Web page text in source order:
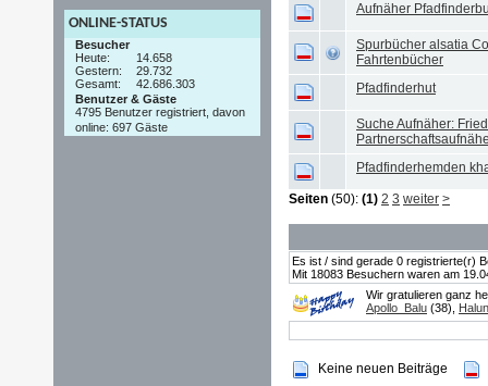
ONLINE-STATUS
Besucher
Heute:
14.658
Gestern:
29.732
Gesamt:
42.686.303
Benutzer & Gäste
4795 Benutzer registriert, davon
online: 697 Gäste
Aufnäher
Spurbücher alsatia
Fahrtenbücher
Pfadfinderhut
Suche Aufnäher:
Pfadfinderhemden
Seiten (50): (1) 2 3 weiter >
Es ist / sind gerade 0 registrierte(r)
Mit 18083 Besuchern waren am
Wir gratulieren ganz
Apollo_Balu (38),
Keine neuen Beiträge